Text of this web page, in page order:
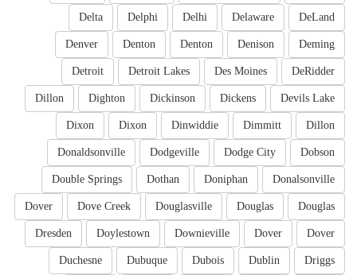
DeLand
Delaware
Delhi
Delphi
Delta
Deming
Denison
Denton
Denton
Denver
DeRidder
Des Moines
Detroit Lakes
Detroit
Devils Lake
Dickens
Dickinson
Dighton
Dillon
Dillon
Dimmitt
Dinwiddie
Dixon
Dixon
Dobson
Dodge City
Dodgeville
Donaldsonville
Donalsonville
Doniphan
Dothan
Double Springs
Douglas
Douglas
Douglasville
Dove Creek
Dover
Dover
Dover
Downieville
Doylestown
Dresden
Driggs
Dublin
Dubois
Dubuque
Duchesne